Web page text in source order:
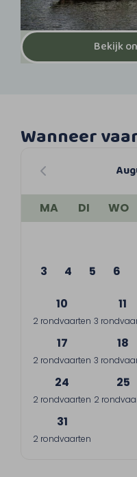
Bekijk
Wanneer
MA DI WO
3 4 5 6
10
2 rondvaarten
11
3
17
2 rondvaarten
18
3
24
2 rondvaarten
25
2
31
2 rondvaarten